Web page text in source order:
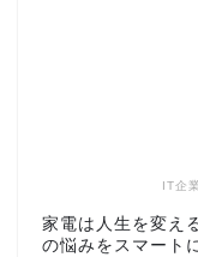
IT企
家電は人生を変え
の悩みをスマート